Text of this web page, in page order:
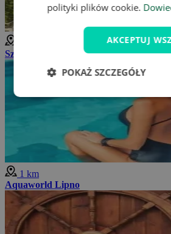
Szlak przez korony drzew Lipno
1 km
Aquaworld Lipno
polityki plików cookie.
AKCEPTUJ
POKAŻ SZCZEGÓŁY